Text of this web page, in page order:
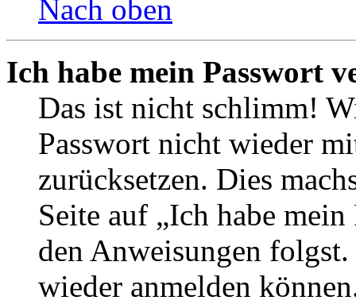
Nach oben
Ich habe mein Passwort
Das ist nicht schlimm!
Passwort nicht wieder
zurücksetzen. Dies
Seite auf „Ich habe
den Anweisungen
wieder anmelden